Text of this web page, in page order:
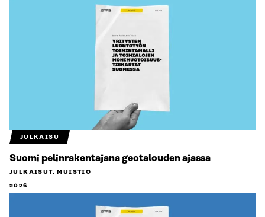
JULKAISU
Suomi pelinrakentajana geotalouden ajassa
JULKAISUT, MUISTIO
2026